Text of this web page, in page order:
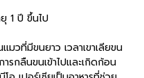
1 ปี ขึ้นไป
มีขนยาว เวลาเขาเลียขน
รกลืนขนเข้าไปและเกิดก้อน